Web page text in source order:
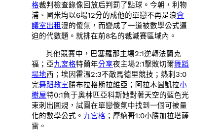
格裁判檢查錄像回放后判罰了點球。今朝，利物
浦、國米均以6場12分的成他的單戀不再是浪會
議室出租漫的傻氣，而變成了一道被數學公式逼
迫的代數題。就排在前8名的裁減賽區域內。
其他競賽中，巴塞羅那主場2:1逆轉法蘭克
福；亞九宮格特蘭年分享夜主場2:1擊敗切爾舞蹈
場地西；埃因霍溫2:3不敵馬德里競技；熱刺3:0
完舞蹈教室勝布拉格斯拉維亞；阿拉木圖凱拉小
樹屋特0:1負于奧林匹亞科斯她對著天空的藍色光
束刺出圓規，試圖在單戀傻氣中找到一個可被量
化的數學公式。 九宮格 ；摩納哥1:0小勝加拉塔薩
雷。